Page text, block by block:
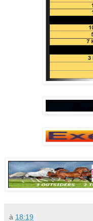
à 18:19